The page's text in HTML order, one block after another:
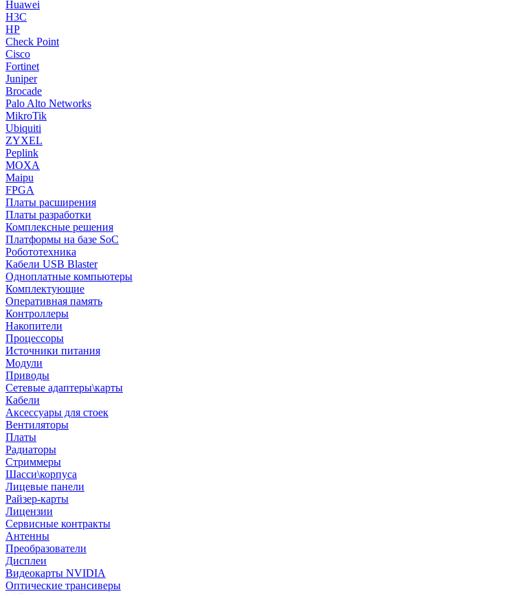
Huawei
H3C
HP
Check Point
Cisco
Fortinet
Juniper
Brocade
Palo Alto Networks
MikroTik
Ubiquiti
ZYXEL
Peplink
MOXA
Maipu
FPGA
Платы расширения
Платы разработки
Комплексные решения
Платформы на базе SoC
Робототехника
Кабели USB Blaster
Одноплатные компьютеры
Комплектующие
Оперативная память
Контроллеры
Накопители
Процессоры
Источники питания
Модули
Приводы
Сетевые адаптеры\карты
Кабели
Аксессуары для стоек
Вентиляторы
Платы
Радиаторы
Стриммеры
Шасси\корпуса
Лицевые панели
Райзер-карты
Лицензии
Сервисные контракты
Антенны
Преобразователи
Дисплеи
Видеокарты NVIDIA
Оптические трансиверы